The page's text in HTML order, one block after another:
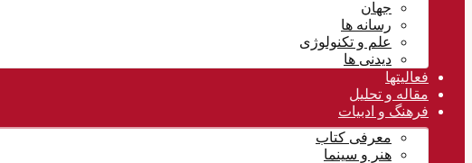
جهان
رسانه ها
علم و تکنولوژی
دیدنی ها
فعالیتها
مقاله و تحلیل
فرهنگ و ادبیات
معرفی کتاب
هنر و سینما